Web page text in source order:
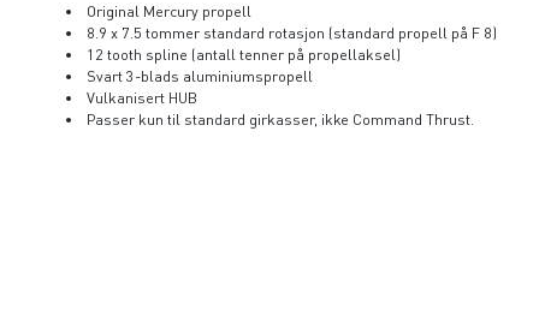
Original Mercury propell
8.9 x 7.5 tommer standard rotasjon (standard propell på F 8)
12 tooth spline (antall tenner på propellaksel)
Svart 3-blads aluminiumspropell
Vulkanisert HUB
Passer kun til standard girkasser, ikke Command Thrust.